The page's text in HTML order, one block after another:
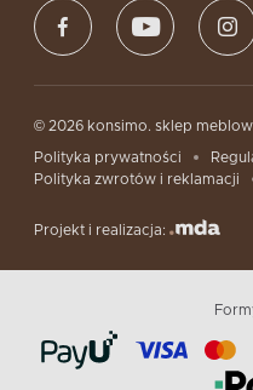
© 2026 konsimo. sklep
Polityka prywatności
Polityka zwrotów i reklamacji
Projekt i realizacja: